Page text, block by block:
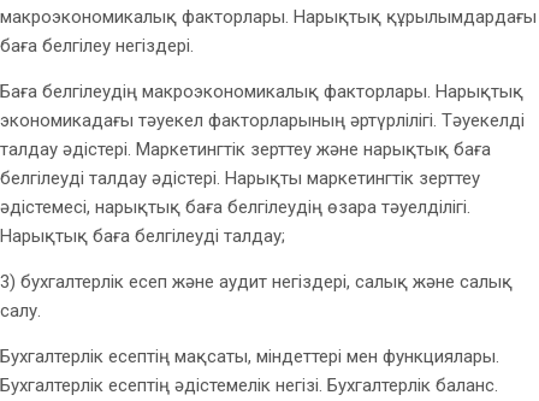
макроэкономикалық факторлары. Нарықтық құрылымдардағы
баға белгілеу негіздері.
Баға белгілеудің макроэкономикалық факторлары. Нарықтық
экономикадағы тәуекел факторларының әртүрлілігі. Тәуекелді
талдау әдістері. Маркетингтік зерттеу және нарықтық баға
белгілеуді талдау әдістері. Нарықты маркетингтік зерттеу
әдістемесі, нарықтық баға белгілеудің өзара тәуелділігі.
Нарықтық баға белгілеуді талдау;
3) бухгалтерлік есеп және аудит негіздері, салық және салық
салу.
Бухгалтерлік есептің мақсаты, міндеттері мен функциялары.
Бухгалтерлік есептің әдістемелік негізі. Бухгалтерлік баланс.